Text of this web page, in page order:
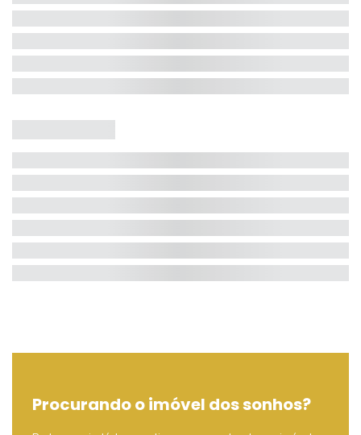
Procurando o imóvel dos sonhos?